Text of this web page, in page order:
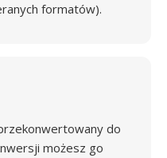
formatów).
do
możesz go